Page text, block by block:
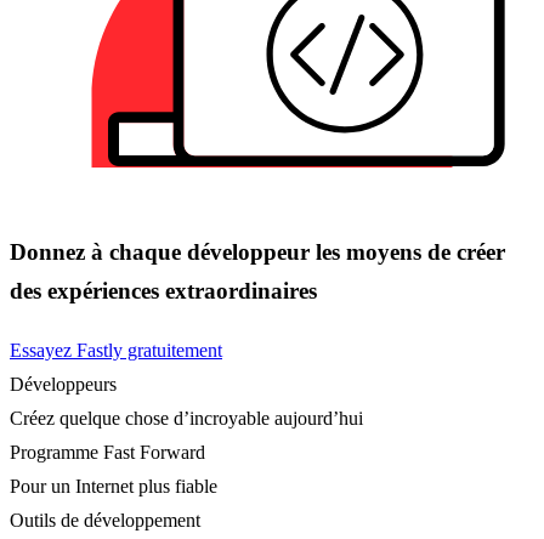
Donnez à chaque développeur les moyens de créer
des expériences extraordinaires
Essayez Fastly gratuitement
Développeurs
Créez quelque chose d’incroyable aujourd’hui
Programme Fast Forward
Pour un Internet plus fiable
Outils de développement